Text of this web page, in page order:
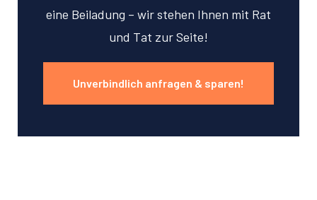
eine Beiladung – wir stehen Ihnen mit Rat
und Tat zur Seite!
Unverbindlich anfragen & sparen!